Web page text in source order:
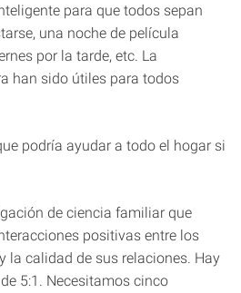
para que todos sepan
una noche de película
por la tarde, etc. La
han sido útiles para todos
podría ayudar a todo el hogar si
de ciencia familiar que
positivas entre los
la calidad de sus relaciones. Hay
5:1. Necesitamos cinco